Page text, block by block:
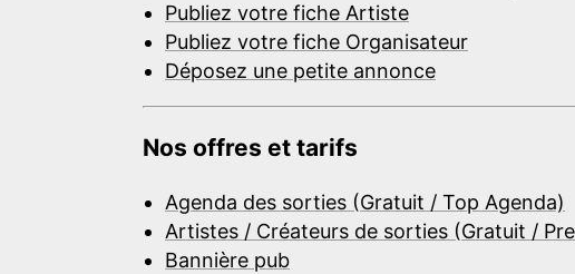
Publiez votre fiche Artiste
Publiez votre fiche Organisateur
Déposez une petite annonce
Nos offres et tarifs
Agenda des sorties (Gratuit / Top Agenda)
Artistes / Créateurs de sorties (Gratuit /
Bannière pub